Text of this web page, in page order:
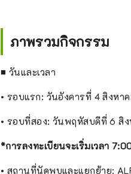
ภาพรวมกิจกรรม
■ วันและเวลา
• รอบแรก: วันอังคารที่ 4 สิงหา
• รอบที่สอง: วันพฤหัสบดีที่ 6 สิ
*การลงทะเบียนจะเริ่มเวลา
• สถานที่นัดพบและแยกย้าย: